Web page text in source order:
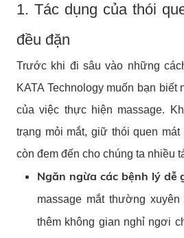
1. Tác dụng của thói
đều đặn
Trước khi đi sâu vào những
KATA Technology muốn bạn biết
của việc thực hiện massage.
trạng mỏi mắt, giữ thói quen
còn đem đến cho chúng ta nhiều
Ngăn ngừa các bệnh lý dễ
massage mắt thường
thêm không gian nghỉ ngơi